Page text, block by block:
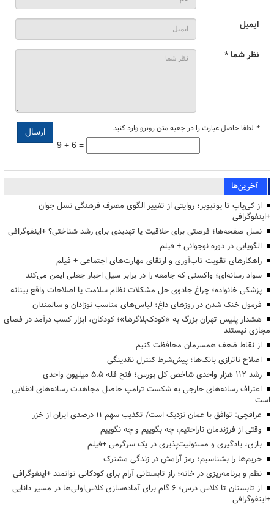
ایمیل
نظر شما *
* لطفا حاصل عبارت را در جعبه متن روبرو وارد کنید
9 + 6 =
آخرین‌ها
از کی‌پاپ تا یوتیوبر؛ روایتی از تغییر الگوی مصرف فرهنگی نسل جوان
+اینفوگرافی
نسل صفحه‌ها؛ فرصتی برای خلاقیت یا تهدیدی برای رشد شناختی؟ +اینفوگرافی
الگویابی در دوره نوجوانی + فیلم
راهکارهای تقویت تاب‌آوری و ارتقای مهارت‌های اجتماعی + فیلم
سواد رسانه‌ای؛ واکسنی که جامعه را در برابر سیل اخبار جعلی ایمن می‌کند
پزشکی خانواده؛ چراغ جادوی حل مشکلات نظام سلامت یا اصلاحات واقع بینانه
فرمول خنک شدن در روزهای داغ؛ لباس‌های مناسب نوزادان و سالمندان
هشدار پلیس تهران بزرگ به «کودک‌بلاگرها»؛ کودکان، ابزار کسب درآمد در فضای
مجازی نیستند
از نقاط ضعف همسرمان محافظت کنیم
اصلاح ناترازی بانک‌ها؛ پیش‌شرط کنترل نقدینگی
رشد ۱۱۲ هزار واحدی شاخص کل بورس؛ فتح قله ۵.۵ میلیون واحدی
اعتراف رسانه‌های خارجی به شکست ترامپ حاصل مجاهدت رسانه‌های انقلابی
است
عراقچی: توافق با عمان نزدیک است/ تکذیب سهم ۱۱ درصدی ایران از خزر
وقتی از فرزندمان ناراحتیم، چه بگوییم و چه نگوییم
بازی، یادگیری و مسئولیت‌پذیری در یک سرگرمی +فیلم
حریم‌ها را بشناسیم؛ رمز آرامش در زندگی مشترک
نظم و برنامه‌ریزی در خانه؛ راز تابستانی آرام برای کودکانی توانمند +اینفوگرافی
از تابستان تا کلاس درس؛ ۶ گام برای آماده‌سازی کلاس‌اولی‌ها در مسیر دانایی
+اینفوگرافی